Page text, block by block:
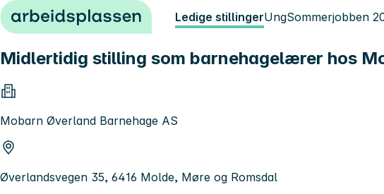
Hopp til innhold Ledige stillingerUngSommerjobben
Midlertidig stilling som barnehagelærer hos
Mobarn Øverland Barnehage AS
Øverlandsvegen 35, 6416 Molde, Møre og Romsdal